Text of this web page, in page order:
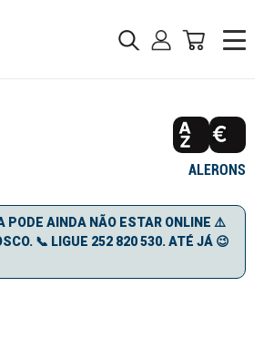
ALERONS
PODE AINDA NÃO ESTAR ONLINE ⚠️
📞 LIGUE 252 820 530. ATÉ JÁ 😉